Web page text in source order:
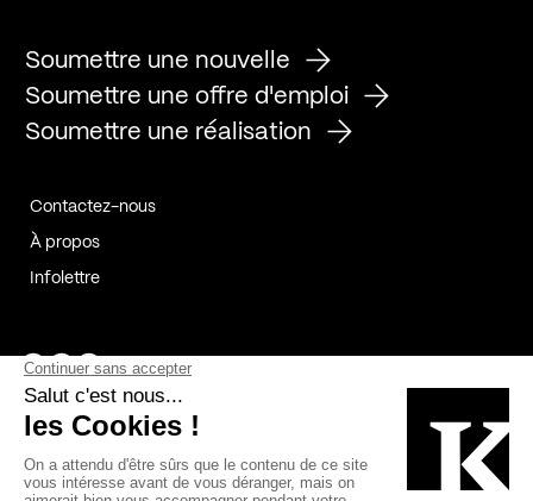
Soumettre une nouvelle
Soumettre une offre d'emploi
Soumettre une réalisation
Contactez-nous
À propos
Infolettre
Page Facebook de Kollectif
Page Instagram de Kollectif
Page Linkedin de Kollectif